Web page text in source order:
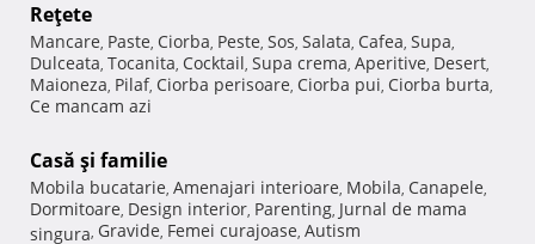
Reţete
Mancare, Paste, Ciorba, Peste, Sos, Salata, Cafea, Supa,
Dulceata, Tocanita, Cocktail, Supa crema, Aperitive, Desert,
Maioneza, Pilaf, Ciorba perisoare, Ciorba pui, Ciorba burta,
Ce mancam azi
Casă şi familie
Mobila bucatarie, Amenajari interioare, Mobila, Canapele,
Dormitoare, Design interior, Parenting, Jurnal de mama
singura, Gravide, Femei curajoase, Autism